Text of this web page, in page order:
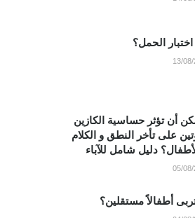
الحمل؟
أن تؤثر حساسية الكازين
على تأخر النطق و الكلام
دليل شامل للآباء
أطفالاً مستقلين؟